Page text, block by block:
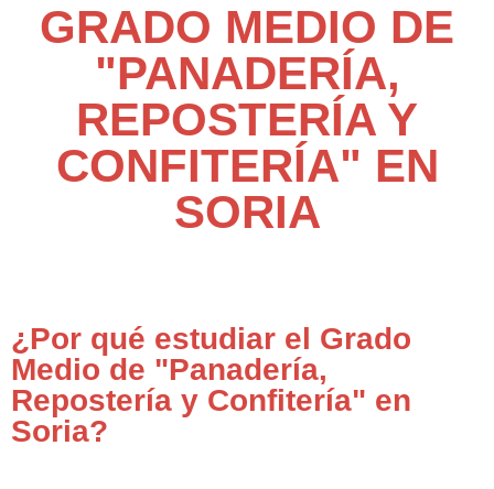
GRADO MEDIO DE
"PANADERÍA,
REPOSTERÍA Y
CONFITERÍA" EN
SORIA
¿Por qué estudiar el Grado
Medio de "Panadería,
Repostería y Confitería" en
Soria?